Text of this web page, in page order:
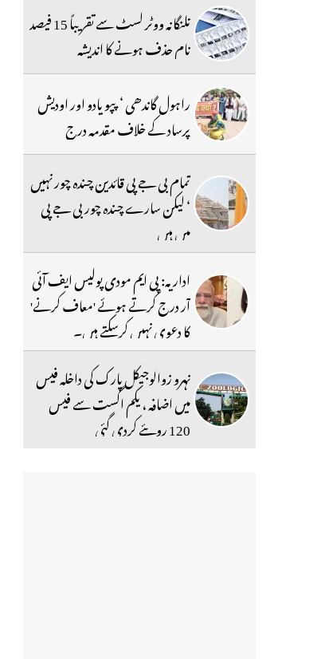
تلنگانہ ووٹر لسٹ سے تقریباً 15 فیصد
نام حذف ہونے کا اندیشہ
راہول گاندھی ‘ پپو یادو اور اودیش
پرساد کے خلاف مقدمہ درج
تمام بی جے پی قائدین چندہ چور نہیں
‘ لیکن سارے چندہ چور بی جے پی
میں ہیں
اداریہ: پی ایم مودی پولیس ایف آئی
آر درج کرتے ہوئے 'معاف کرنے'
کا دعوی نہیں کرسکتے ہیں۔
نہرو زوالوجیکل پارک کی داخلہ فیس
میں اضافہ ، یکم اگست سے فیس
120 روپئے کردی گئی